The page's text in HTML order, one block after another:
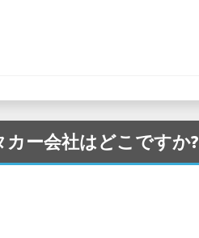
ー会社はどこですか?